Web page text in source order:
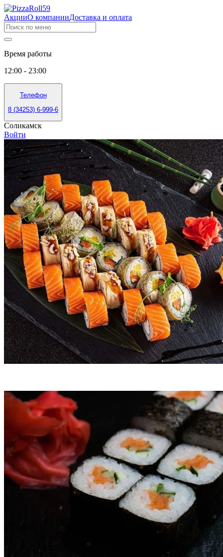
АкцииО компанииДоставка и оплата
Время работы
12:00 - 23:00
Телефон
8 (34253) 6-999-6
Соликамск
Войти